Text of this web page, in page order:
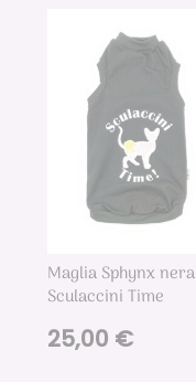
Maglia Sphynx nera
Sculaccini Time
25,00 €